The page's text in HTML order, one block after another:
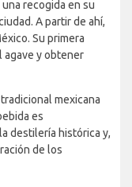
recogida en su
A partir de ahí,
Su primera
agave y obtener
mexicana
es
destilería histórica y,
de los